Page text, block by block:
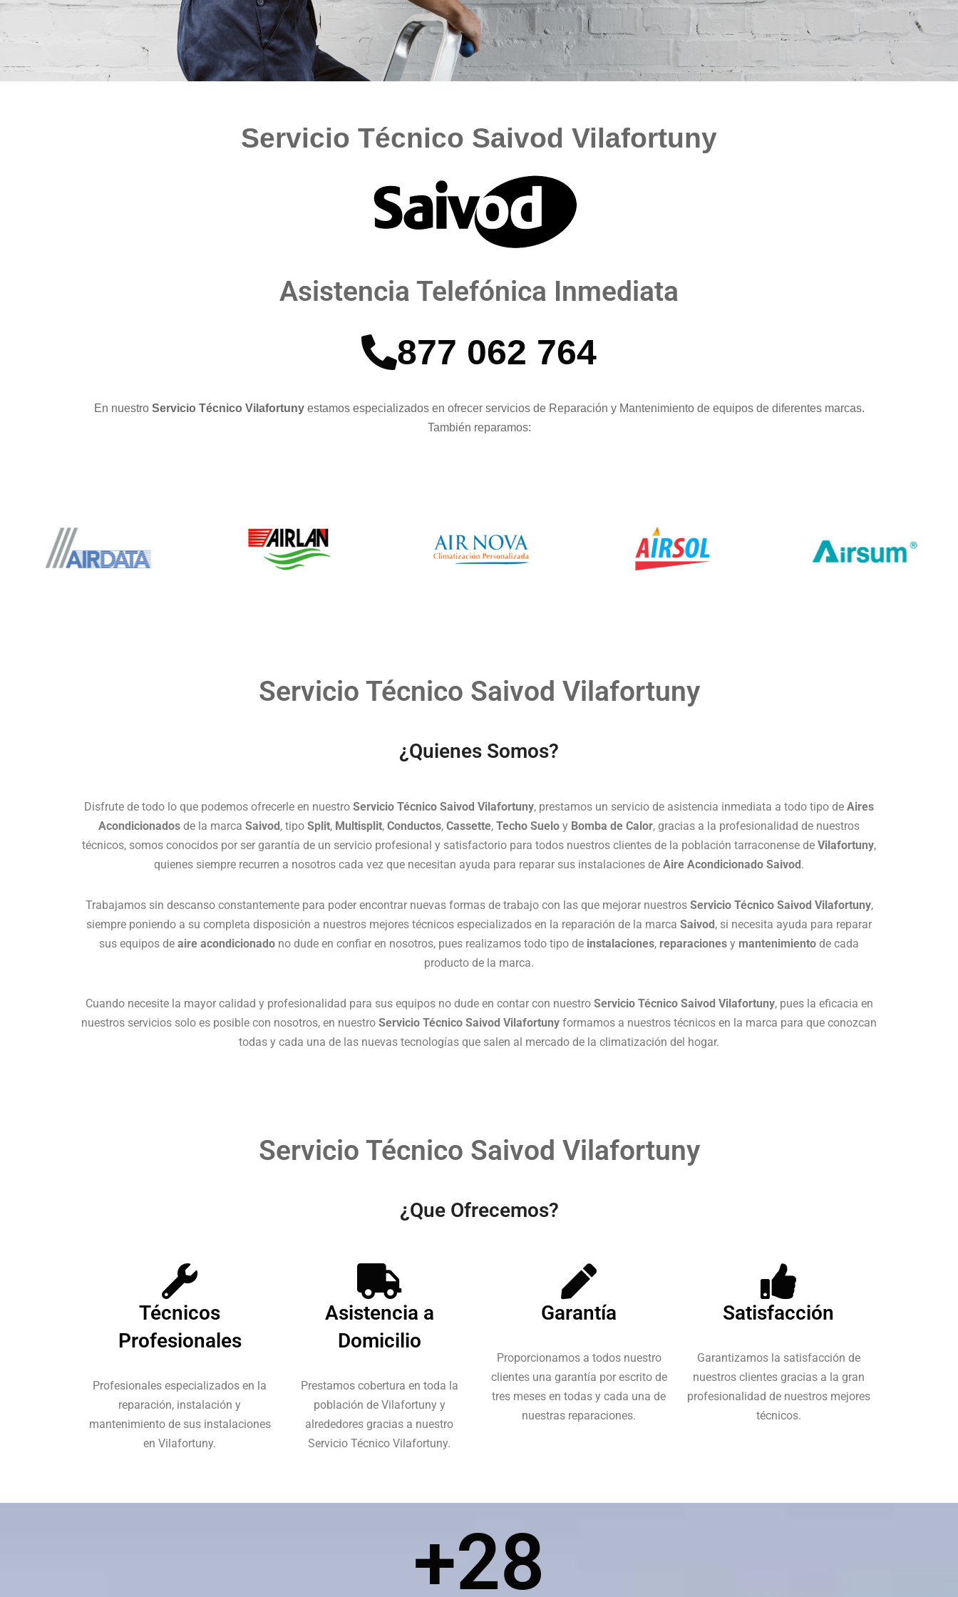
Servicio Técnico Saivod Vilafortuny
Asistencia Telefónica Inmediata
877 062 764
En nuestro Servicio Técnico Vilafortuny estamos especializados en ofrecer servicios de Reparación y Mantenimiento de equipos de diferentes marcas.
También reparamos:
Servicio Técnico Saivod Vilafortuny
¿Quienes Somos?
Disfrute de todo lo que podemos ofrecerle en nuestro Servicio Técnico Saivod Vilafortuny, prestamos un servicio de asistencia inmediata a todo tipo de Aires
Acondicionados de la marca Saivod, tipo Split, Multisplit, Conductos, Cassette, Techo Suelo y Bomba de Calor, gracias a la profesionalidad de nuestros
técnicos, somos conocidos por ser garantía de un servicio profesional y satisfactorio para todos nuestros clientes de la población tarraconense de Vilafortuny,
quienes siempre recurren a nosotros cada vez que necesitan ayuda para reparar sus instalaciones de Aire Acondicionado Saivod.
Trabajamos sin descanso constantemente para poder encontrar nuevas formas de trabajo con las que mejorar nuestros Servicio Técnico Saivod Vilafortuny,
siempre poniendo a su completa disposición a nuestros mejores técnicos especializados en la reparación de la marca Saivod, si necesita ayuda para reparar
sus equipos de aire acondicionado no dude en confiar en nosotros, pues realizamos todo tipo de instalaciones, reparaciones y mantenimiento de cada
producto de la marca.
Cuando necesite la mayor calidad y profesionalidad para sus equipos no dude en contar con nuestro Servicio Técnico Saivod Vilafortuny, pues la eficacia en
nuestros servicios solo es posible con nosotros, en nuestro Servicio Técnico Saivod Vilafortuny formamos a nuestros técnicos en la marca para que conozcan
todas y cada una de las nuevas tecnologías que salen al mercado de la climatización del hogar.
Servicio Técnico Saivod Vilafortuny
¿Que Ofrecemos?
Técnicos
Profesionales
Profesionales especializados en la
reparación, instalación y
mantenimiento de sus instalaciones
en Vilafortuny.
Asistencia a
Domicilio
Prestamos cobertura en toda la
población de Vilafortuny y
alrededores gracias a nuestro
Servicio Técnico Vilafortuny.
Garantía
Proporcionamos a todos nuestro
clientes una garantía por escrito de
tres meses en todas y cada una de
nuestras reparaciones.
Satisfacción
Garantizamos la satisfacción de
nuestros clientes gracias a la gran
profesionalidad de nuestros mejores
técnicos.
+28